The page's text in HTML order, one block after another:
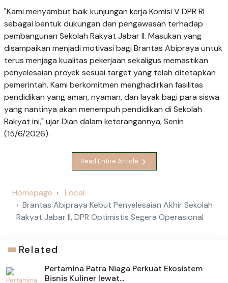
"Kami menyambut baik kunjungan kerja Komisi V DPR RI
sebagai bentuk dukungan dan pengawasan terhadap
pembangunan Sekolah Rakyat Jabar II. Masukan yang
disampaikan menjadi motivasi bagi Brantas Abipraya untuk
terus menjaga kualitas pekerjaan sekaligus memastikan
penyelesaian proyek sesuai target yang telah ditetapkan
pemerintah. Kami berkomitmen menghadirkan fasilitas
pendidikan yang aman, nyaman, dan layak bagi para siswa
yang nantinya akan menempuh pendidikan di Sekolah
Rakyat ini," ujar Dian dalam keterangannya, Senin
(15/6/2026).
Read Entire Article
Homepage
Local
Brantas Abipraya Kebut Penyelesaian Akhir Sekolah
Rakyat Jabar II, DPR Optimistis Segera Operasional
Related
Pertamina Patra Niaga Perkuat Ekosistem
Bisnis Kuliner lewat...